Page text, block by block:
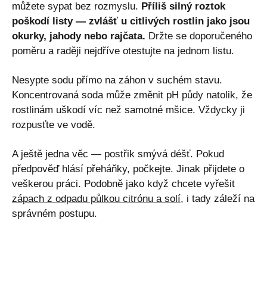
můžete sypat bez rozmyslu. Příliš silný roztok
poškodí listy — zvlášť u citlivých rostlin jako jsou
okurky, jahody nebo rajčata. Držte se doporučeného
poměru a raději nejdříve otestujte na jednom listu.
Nesypte sodu přímo na záhon v suchém stavu.
Koncentrovaná soda může změnit pH půdy natolik, že
rostlinám uškodí víc než samotné mšice. Vždycky ji
rozpusťte ve vodě.
A ještě jedna věc — postřik smývá déšť. Pokud
předpověď hlásí přeháňky, počkejte. Jinak přijdete o
veškerou práci. Podobně jako když chcete vyřešit
zápach z odpadu půlkou citrónu a solí, i tady záleží na
správném postupu.